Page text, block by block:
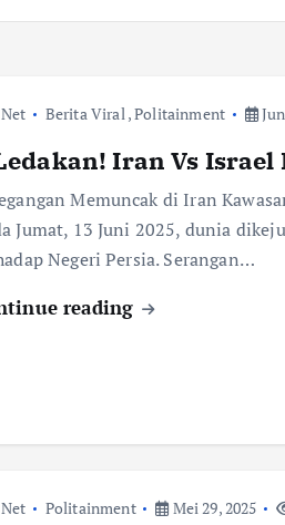
Net Berita Viral,Politainment
Iran Vs Israel
Memuncak di Iran
Jumat, 13 Juni 2025, dunia
Negeri Persia. Serangan…
reading
Net Politainment Mei 29, 2025